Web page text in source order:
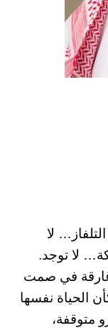
لا
لا توجد.
غارقة في صمت
الحياة نفسها
متوقفة،